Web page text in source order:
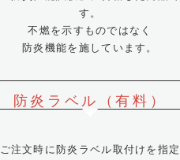
す。
不燃を示すものではなく
防炎機能を施しています。
防炎ラベル（有料）
ご注文時に防炎ラベル取付けを指定